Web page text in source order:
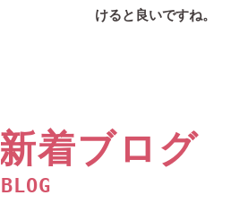
けると良いですね。
新着ブログ
BLOG